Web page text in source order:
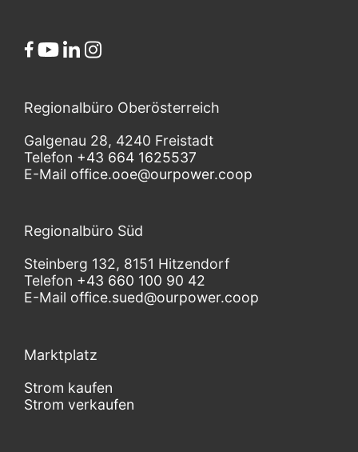
Regionalbüro Oberösterreich
Galgenau 28, 4240 Freistadt
Telefon +43 664 1625537
E-Mail office.ooe@ourpower.coop
Regionalbüro Süd
Steinberg 132, 8151 Hitzendorf
Telefon +43 660 100 90 42
E-Mail office.sued@ourpower.coop
Marktplatz
Strom kaufen
Strom verkaufen